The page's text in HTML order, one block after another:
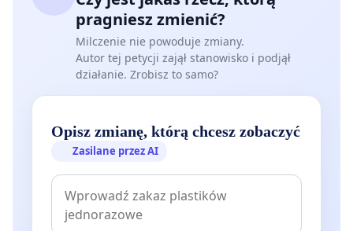
pragniesz zmienić?
Milczenie nie powoduje zmiany.
Autor tej petycji zajął stanowisko i podjął
działanie. Zrobisz to samo?
Opisz zmianę, którą chcesz zobaczyć
Zasilane przez AI